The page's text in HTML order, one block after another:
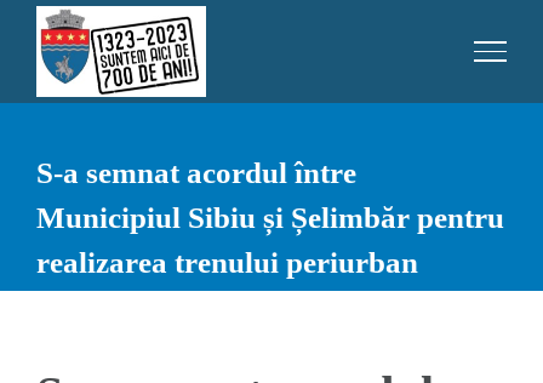
content
S-a semnat acordul între
Municipiul Sibiu și Șelimbăr pentru
realizarea trenului periurban